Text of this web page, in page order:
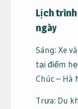
Lịch trình
ngày
Sáng: Xe
tại điểm
Chúc – Hà
Trưa: Du